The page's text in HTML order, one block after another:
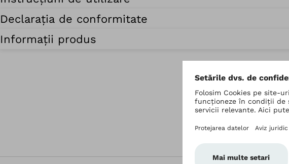
Declarația de conformitate
Informații produs